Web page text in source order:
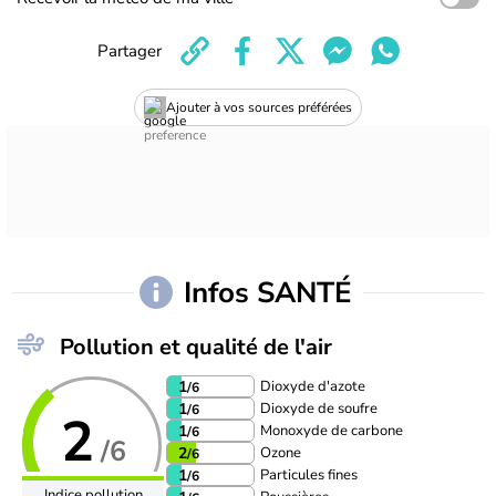
Ajouter à vos sources préférées
Partager
Infos SANTÉ
Pollution et qualité de l'air
2 /6
1/6 Dioxyde d'azote
1/6 Dioxyde de soufre
1/6 Monoxyde de carbone
2/6 Ozone
1/6 Particules fines